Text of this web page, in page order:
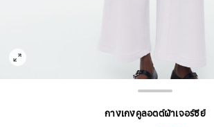
กางเกงคูลอตต์ผ้าเจอร์ซีย์